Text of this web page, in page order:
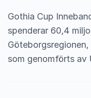
Gothia Cup
spenderar 60,4
som genomförts av